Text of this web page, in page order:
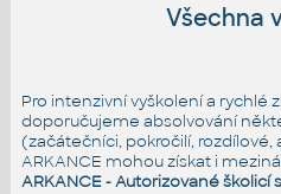
Všechna
Pro intenzivní vyškolení a rychlé
doporučujeme absolvování
(začátečníci, pokročilí, rozdílové,
ARKANCE mohou získat i
ARKANCE - Autorizované školicí